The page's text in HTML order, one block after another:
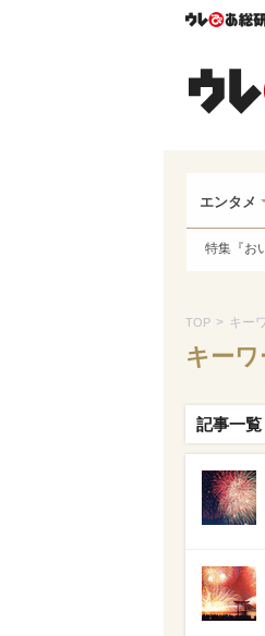
エンタメ
特集『お
TOP > キー
キーワ
記事一覧